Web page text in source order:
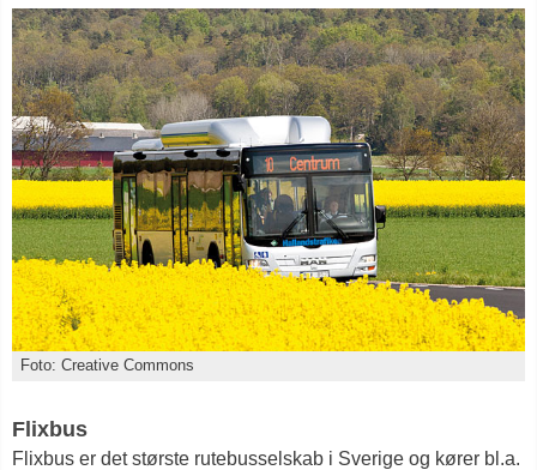
Foto: Creative Commons
Flixbus
Flixbus er det største rutebusselskab i Sverige og kører bl.a.